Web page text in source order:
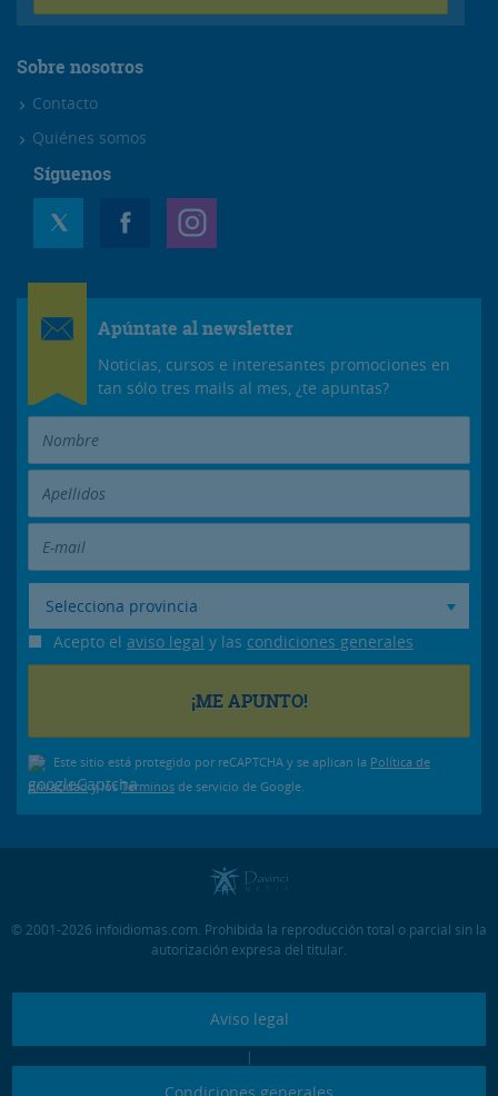
Sobre nosotros
Contacto
Quiénes somos
Síguenos
Apúntate al newsletter
Noticias, cursos e interesantes promociones en
tan sólo tres mails al mes, ¿te apuntas?
Selecciona provincia
Acepto el aviso legal y las condiciones generales
Este sitio está protegido por reCAPTCHA y se aplican la Política de
privacidady losTérminos de servicio de Google.
© 2001-2026 infoidiomas.com. Prohibida la reproducción total o parcial sin la
autorización expresa del titular.
Aviso legal
|